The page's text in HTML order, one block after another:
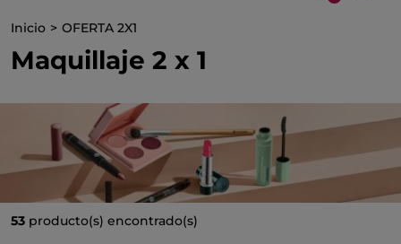
Inicio OFERTA 2X1
Maquillaje 2 x 1
53 producto(s) encontrado(s)